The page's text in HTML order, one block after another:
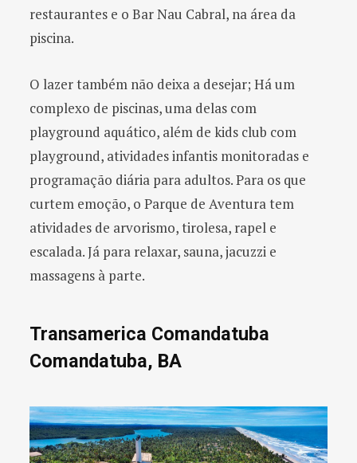
restaurantes e o Bar Nau Cabral, na área da
piscina.
O lazer também não deixa a desejar; Há um
complexo de piscinas, uma delas com
playground aquático, além de kids club com
playground, atividades infantis monitoradas e
programação diária para adultos. Para os que
curtem emoção, o Parque de Aventura tem
atividades de arvorismo, tirolesa, rapel e
escalada. Já para relaxar, sauna, jacuzzi e
massagens à parte.
Transamerica Comandatuba
Comandatuba, BA